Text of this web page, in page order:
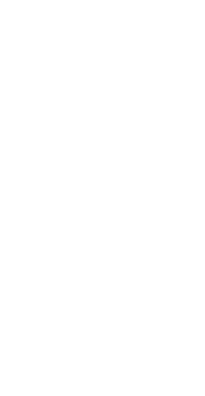
od 5metara